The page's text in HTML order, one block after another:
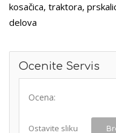
kosačica, traktora,
delova
Ocenite Servis
Ocena:
Ostavite sliku